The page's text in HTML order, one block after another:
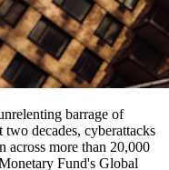
barrage of
two decades, cyberattacks
across more than 20,000
Fund's Global